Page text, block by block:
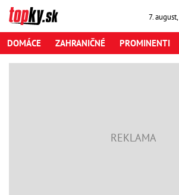
7. august,
DOMÁCE ZAHRANIČNÉ PROMINENTI